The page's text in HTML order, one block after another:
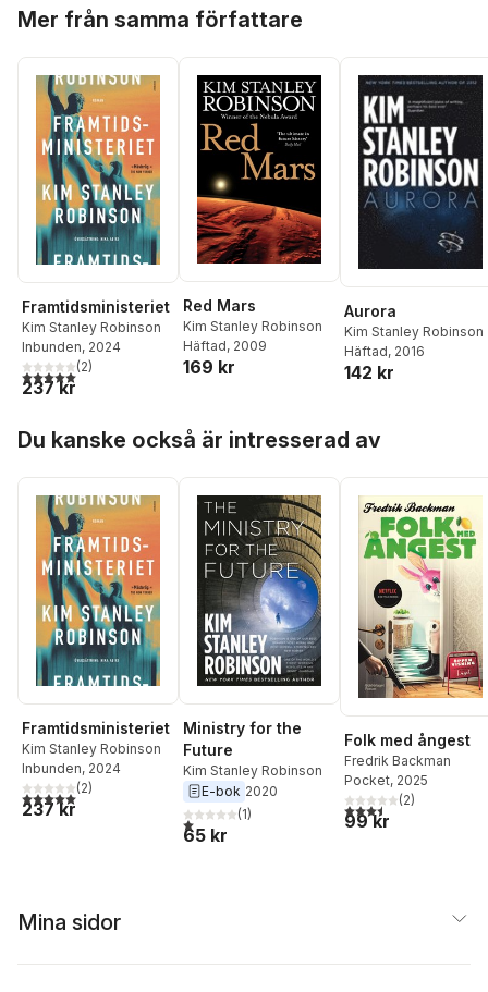
Mer från samma författare
Framtidsministeriet
Kim Stanley Robinson
Inbunden, 2024
5,0utav 5 stjärnor. Totalt antal röster:
(2)
237 kr
Red Mars
Kim Stanley Robinson
Häftad, 2009
169 kr
Aurora
Kim Stanley Robinson
Häftad, 2016
142 kr
Du kanske också är intresserad av
Framtidsministeriet
Kim Stanley Robinson
Inbunden, 2024
5,0utav 5 stjärnor. Totalt antal röster:
(2)
237 kr
Ministry for the
Future
Kim Stanley Robinson
E-bok 2020
1,0utav 5 stjärnor. Totalt antal röster:
(1)
65 kr
Folk med ångest
Fredrik Backman
Pocket, 2025
3,5utav 5 stjärnor.
(2)
99 kr
Mina sidor